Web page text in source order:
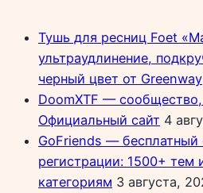
Тушь для ресниц Foet
ультраудлинение,
черный цвет от Greenway
DoomXTF — сообщество,
Официальный сайт 4
GoFriends — бесплатный
регистрации: 1500+ тем
категориям 3 августа,